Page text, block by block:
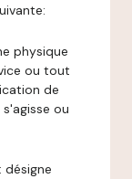
physique
ou tout
de
ou
désigne